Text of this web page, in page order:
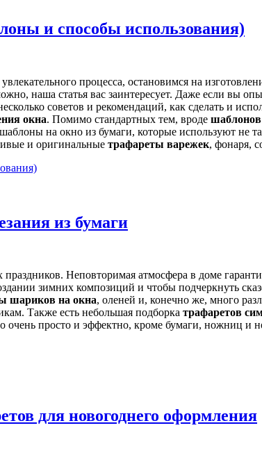
и способы использования)
процесса, остановимся на
наша статья вас заинтересует. Даже если вы
советов и рекомендаций, как сделать и
окна. Помимо стандартных тем, вроде шаблонов
на окно из бумаги, которые используют не
и оригинальные трафареты варежек, фонаря,
из бумаги
Неповторимая атмосфера в доме
зимних композиций и чтобы подчеркнуть
шариков на окна, оленей и, конечно же, много
Также есть небольшая подборка трафаретов
просто и эффектно, кроме бумаги, ножниц и
для новогоднего оформления